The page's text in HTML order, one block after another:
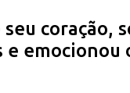
coração,
e